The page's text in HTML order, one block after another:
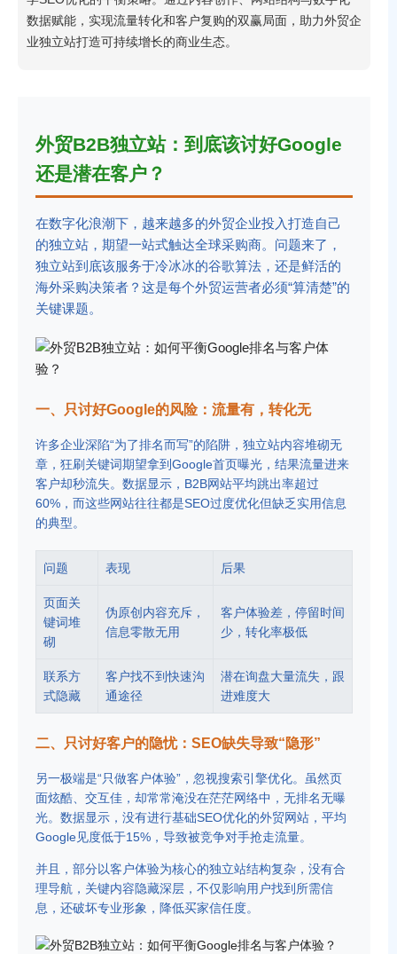
数据赋能，实现流量转化和客户复购的双赢局面，助力外贸企
业独立站打造可持续增长的商业生态。
外贸B2B独立站：到底该讨好Google
还是潜在客户？
在数字化浪潮下，越来越多的外贸企业投入打造自己
的独立站，期望一站式触达全球采购商。问题来了，
独立站到底该服务于冷冰冰的谷歌算法，还是鲜活的
海外采购决策者？这是每个外贸运营者必须“算清楚”的
关键课题。
一、只讨好Google的风险：流量有，转化无
许多企业深陷“为了排名而写”的陷阱，独立站内容堆砌无
章，狂刷关键词期望拿到Google首页曝光，结果流量进来
客户却秒流失。数据显示，B2B网站平均跳出率超过
60%，而这些网站往往都是SEO过度优化但缺乏实用信息
的典型。
问题 表现 后果
页面关
键词堆
砌
伪原创内容充斥，
信息零散无用
客户体验差，停留时间
少，转化率极低
联系方
式隐藏
客户找不到快速沟
通途径
潜在询盘大量流失，跟
进难度大
二、只讨好客户的隐忧：SEO缺失导致“隐形”
另一极端是“只做客户体验”，忽视搜索引擎优化。虽然页
面炫酷、交互佳，却常常淹没在茫茫网络中，无排名无曝
光。数据显示，没有进行基础SEO优化的外贸网站，平均
Google见度低于15%，导致被竞争对手抢走流量。
并且，部分以客户体验为核心的独立站结构复杂，没有合
理导航，关键内容隐藏深层，不仅影响用户找到所需信
息，还破坏专业形象，降低买家信任度。